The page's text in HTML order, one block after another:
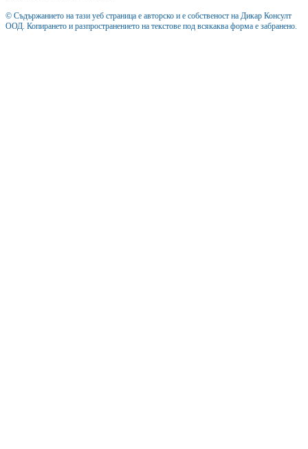
© Съдържанието на тази уеб страница е авторско и е собственост на Дикар Консулт
ООД. Копирането и разпространението на текстове под всякаква форма е забранено.